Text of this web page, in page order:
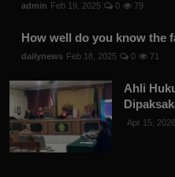
admin Feb 19, 2025 0 79
How well do you know the
dailynews Feb 18, 2025 0 71
Ahli
Apr 15, 2026